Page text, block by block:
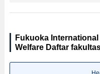
Fukuoka
Welfare Daftar